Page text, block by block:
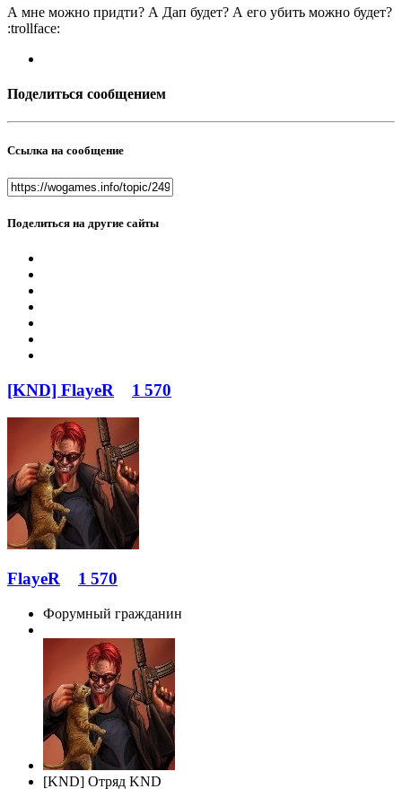
А мне можно придти? А Дап будет? А его убить можно будет?
:trollface:
Поделиться сообщением
Ссылка на сообщение
Поделиться на другие сайты
[KND] FlayeR 1 570
FlayeR 1 570
Форумный гражданин
[KND] Отряд KND